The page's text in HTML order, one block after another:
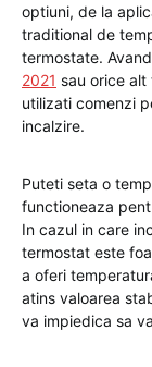
optiuni, de la
traditional de
termostate.
2021 sau orice
utilizati comenzi
incalzire.
Puteti seta o
functioneaza
In cazul in care
termostat este
a oferi
atins valoarea
va impiedica sa